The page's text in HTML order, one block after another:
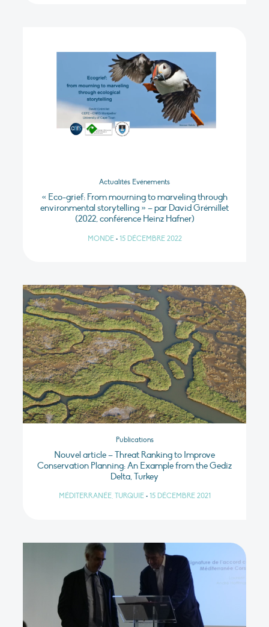
Actualités Evénements
« Eco-grief: From mourning to marveling through
environmental storytelling » – par David Grémillet
(2022, conférence Heinz Hafner)
MONDE • 15 DÉCEMBRE 2022
Publications
Nouvel article – Threat Ranking to Improve
Conservation Planning: An Example from the Gediz
Delta, Turkey
MÉDITERRANÉE, TURQUIE • 15 DÉCEMBRE 2021